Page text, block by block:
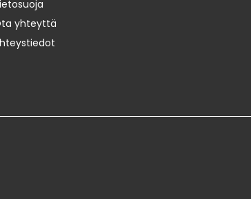
yhteyttä